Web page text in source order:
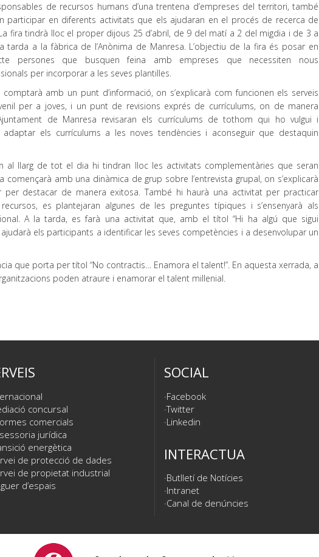
de recursos humans d’una trentena d’empreses del territori, també
participar en diferents activitats que els ajudaran en el procés de recerca de
fira tindrà lloc el proper dijous 25 d’abril, de 9 del matí a 2 del migdia i de 3 a
tarda a la fàbrica de l’Anònima de Manresa. L’objectiu de la fira és posar en
persones que busquen feina amb empreses que necessiten nous
per incorporar a les seves plantilles.
comptarà amb un punt d’informació, on s’explicarà com funcionen els serveis
per a joves, i un punt de revisions exprés de currículums, on de manera
de Manresa revisaran els currículums de tothom qui ho vulgui i
els currículums a les noves tendències i aconseguir que destaquin
llarg de tot el dia hi tindran lloc les activitats complementàries que seran
amb una dinàmica de grup sobre l’entrevista grupal, on s’explicarà
destacar de manera exitosa. També hi haurà una activitat per practicar
es plantejaran algunes de les preguntes típiques i s’ensenyarà als
A la tarda, es farà una activitat que, amb el títol “Hi ha algú que sigui
els participants a identificar les seves competències i a desenvolupar un
que porta per títol “No contractis… Enamora el talent!”. En aquesta xerrada, a
poden atraure i enamorar el talent millenial.
concursal
comercials
jurídica
energètica
de protecció de dades
de propietat industrial
d’espais
SOCIAL
Facebook
Twitter
Linkedin
INTERACTUA
Butlletí de Notícies
Intranet
Canal de denúncies